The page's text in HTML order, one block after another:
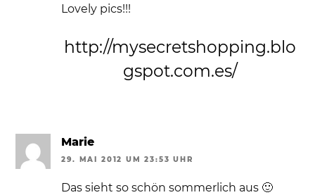
Lovely pics!!!
http://mysecretshopping.blo
gspot.com.es/
Marie
29. MAI 2012 UM 23:53 UHR
Das sieht so schön sommerlich aus 🙂